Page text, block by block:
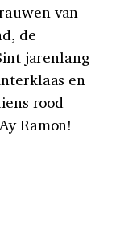
van
de
jarenlang
en
rood
Ramon!